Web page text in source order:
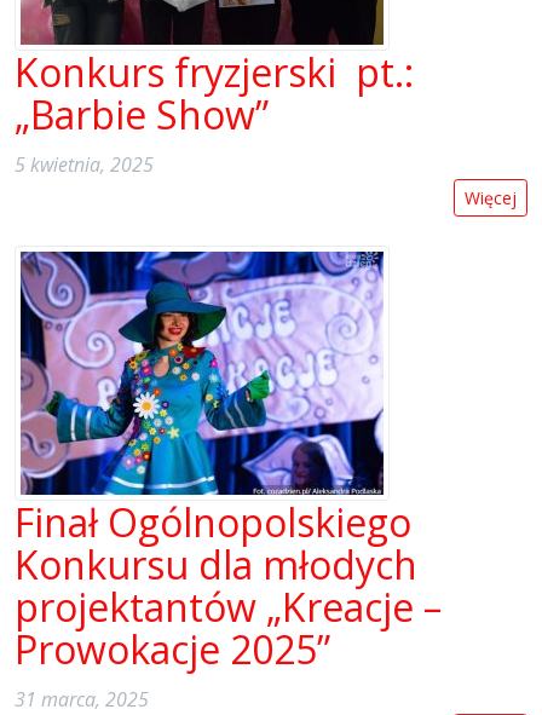
Konkurs fryzjerski pt.:
„Barbie Show”
5 kwietnia, 2025
Więcej
Finał Ogólnopolskiego
Konkursu dla młodych
projektantów „Kreacje –
Prowokacje 2025”
31 marca, 2025